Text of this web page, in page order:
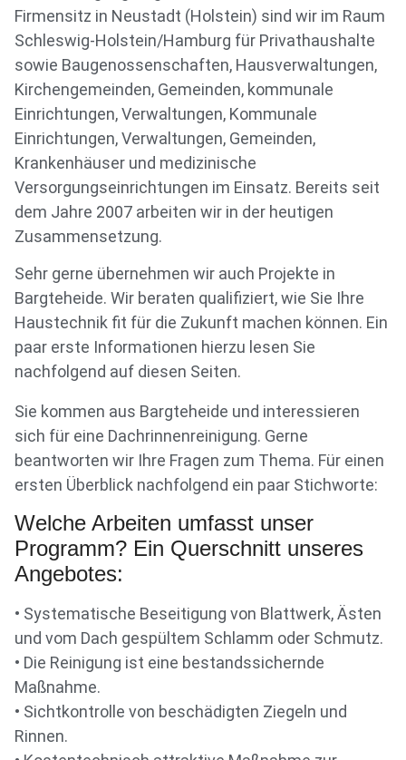
Firmensitz in Neustadt (Holstein) sind wir im Raum
Schleswig-Holstein/Hamburg für Privathaushalte
sowie Baugenossenschaften, Hausverwaltungen,
Kirchengemeinden, Gemeinden, kommunale
Einrichtungen, Verwaltungen, Kommunale
Einrichtungen, Verwaltungen, Gemeinden,
Krankenhäuser und medizinische
Versorgungseinrichtungen im Einsatz. Bereits seit
dem Jahre 2007 arbeiten wir in der heutigen
Zusammensetzung.
Sehr gerne übernehmen wir auch Projekte in
Bargteheide. Wir beraten qualifiziert, wie Sie Ihre
Haustechnik fit für die Zukunft machen können. Ein
paar erste Informationen hierzu lesen Sie
nachfolgend auf diesen Seiten.
Sie kommen aus Bargteheide und interessieren
sich für eine Dachrinnenreinigung. Gerne
beantworten wir Ihre Fragen zum Thema. Für einen
ersten Überblick nachfolgend ein paar Stichworte:
Welche Arbeiten umfasst unser
Programm? Ein Querschnitt unseres
Angebotes:
• Systematische Beseitigung von Blattwerk, Ästen
und vom Dach gespültem Schlamm oder Schmutz.
• Die Reinigung ist eine bestandssichernde
Maßnahme.
• Sichtkontrolle von beschädigten Ziegeln und
Rinnen.